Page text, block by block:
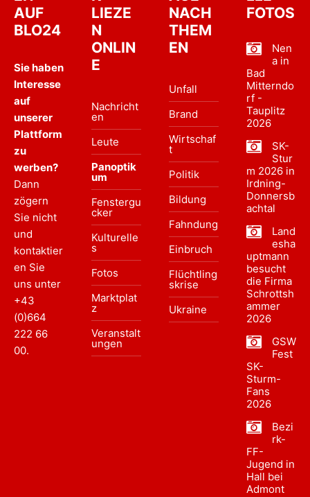
AUF
BLO24
Sie haben
Interesse
auf
unserer
Plattform
zu
werben?
Dann
zögern
Sie nicht
und
kontaktier
en Sie
uns unter
+43
(0)664
222 66
00.
LIEZE
N
ONLIN
E
Nachricht
en
Leute
Panoptik
um
Fenstergu
cker
Kulturelle
s
Fotos
Marktplat
z
Veranstalt
ungen
NACH
THEM
EN
Unfall
Brand
Wirtschaf
t
Politik
Bildung
Fahndung
Einbruch
Flüchtling
skrise
Ukraine
FOTOS
Nen
a in
Bad
Mitterndo
rf -
Tauplitz
2026
SK-
Stur
m 2026 in
Irdning-
Donnersb
achtal
Land
esha
uptmann
besucht
die Firma
Schrottsh
ammer
2026
GSW
Fest
SK-
Sturm-
Fans
2026
Bezi
rk-
FF-
Jugend in
Hall bei
Admont